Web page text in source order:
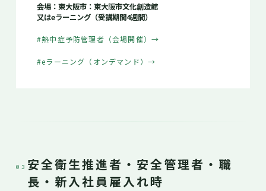
会場：東大阪市：東大阪市文化創造館
又はeラーニング（受講期間4週間）
#熱中症予防管理者（会場開催）→
#eラーニング（オンデマンド）→
03 安全衛生推進者・安全管理者・職
長・新入社員雇入れ時